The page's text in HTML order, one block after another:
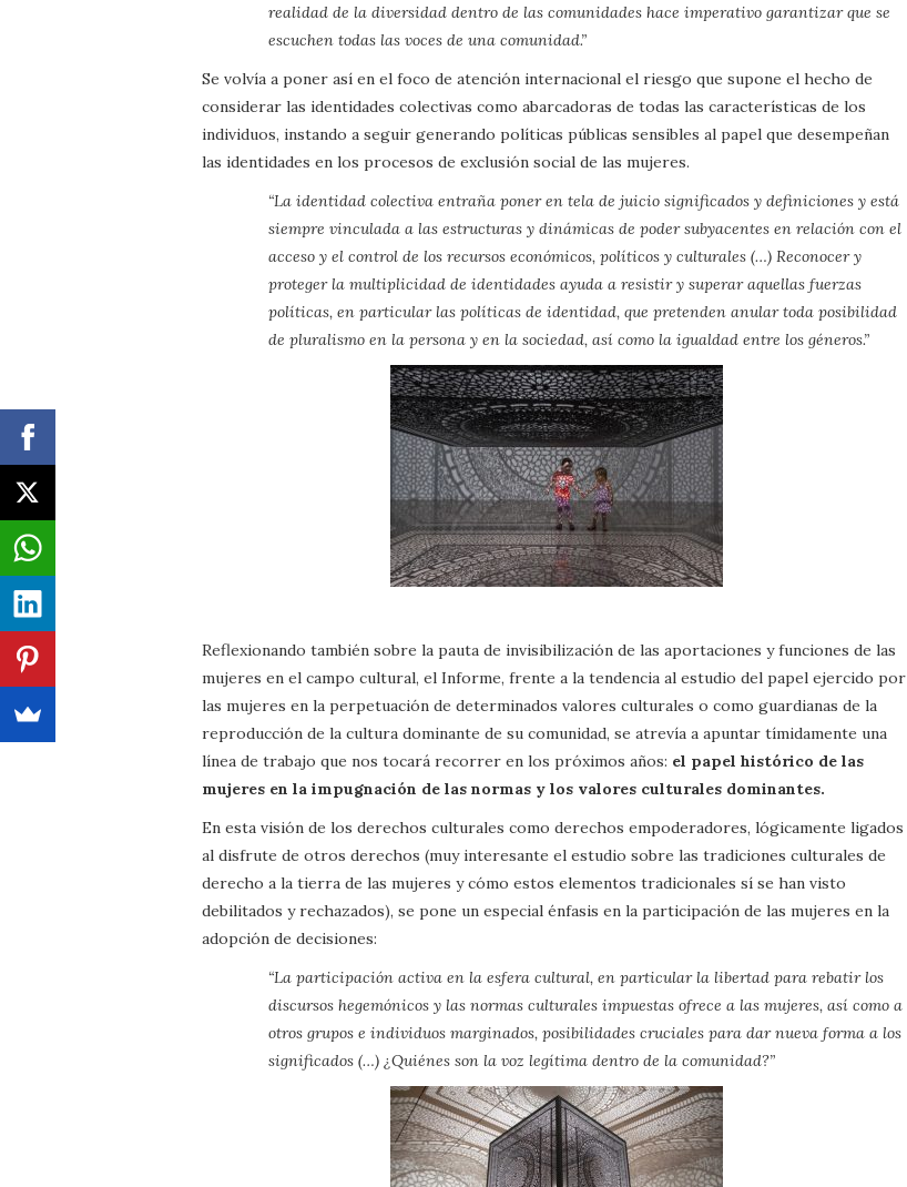
realidad de la diversidad dentro de las comunidades hace imperativo garantizar que se
escuchen todas las voces de una comunidad.”
Se volvía a poner así en el foco de atención internacional el riesgo que supone el hecho de
considerar las identidades colectivas como abarcadoras de todas las características de los
individuos, instando a seguir generando políticas públicas sensibles al papel que desempeñan
las identidades en los procesos de exclusión social de las mujeres.
“La identidad colectiva entraña poner en tela de juicio significados y definiciones y está
siempre vinculada a las estructuras y dinámicas de poder subyacentes en relación con el
acceso y el control de los recursos económicos, políticos y culturales (…) Reconocer y
proteger la multiplicidad de identidades ayuda a resistir y superar aquellas fuerzas
políticas, en particular las políticas de identidad, que pretenden anular toda posibilidad
de pluralismo en la persona y en la sociedad, así como la igualdad entre los géneros.”
Reflexionando también sobre la pauta de invisibilización de las aportaciones y funciones de las
mujeres en el campo cultural, el Informe, frente a la tendencia al estudio del papel ejercido por
las mujeres en la perpetuación de determinados valores culturales o como guardianas de la
reproducción de la cultura dominante de su comunidad, se atrevía a apuntar tímidamente una
línea de trabajo que nos tocará recorrer en los próximos años: el papel histórico de las
mujeres en la impugnación de las normas y los valores culturales dominantes.
En esta visión de los derechos culturales como derechos empoderadores, lógicamente ligados
al disfrute de otros derechos (muy interesante el estudio sobre las tradiciones culturales de
derecho a la tierra de las mujeres y cómo estos elementos tradicionales sí se han visto
debilitados y rechazados), se pone un especial énfasis en la participación de las mujeres en la
adopción de decisiones:
“La participación activa en la esfera cultural, en particular la libertad para rebatir los
discursos hegemónicos y las normas culturales impuestas ofrece a las mujeres, así como a
otros grupos e individuos marginados, posibilidades cruciales para dar nueva forma a los
significados (…) ¿Quiénes son la voz legítima dentro de la comunidad?”